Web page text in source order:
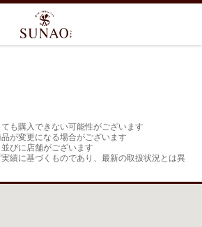
も購入できない可能性がございます
が変更になる場合がございます
びに店舗がございます
績に基づくものであり、最新の取扱状況とは異